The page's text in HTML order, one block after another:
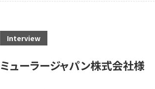
Interview
ミューラージャパン株式会社様